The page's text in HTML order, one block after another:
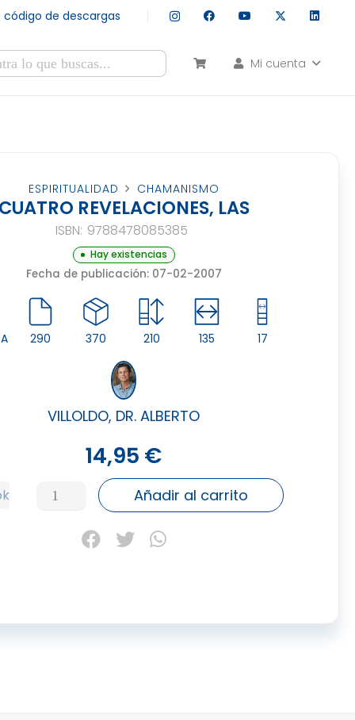
código de descargas
Mi cuenta
ESPIRITUALIDAD CHAMANISMO
REVELACIONES, LAS
ISBN: 9788478085385
Hay existencias
Fecha de publicación: 07-02-2007
290 370 210 135 17
VILLOLDO, DR. ALBERTO
14,95 €
CUATRO
REVELACIONES,
cantidad
Añadir al carrito